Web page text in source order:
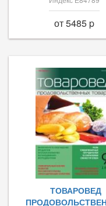
от 5485 p
ТОВАРОВЕД